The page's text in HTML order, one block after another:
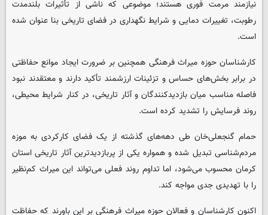
نیازمند مرمت فوری هستند؛ موضوعی که ناشی از تأثیرات بلندمدت
رطوبت، تغییرات دمایی و شرایط نگهداری در فضای تاریخی بنا عنوان شده
است.
کارشناسان حوزه میراث فرهنگی همچنین بر ضرورت ایجاد موانع حفاظتی
در برابر بخش‌های حساس و تزئینات ارزشمند تأکید دارند و معتقدند نبود
فاصله مناسب میان بازدیدکنندگان و آثار تاریخی، در کنار شرایط محیطی،
روند فرسایش را تشدید کرده است.
حمام گنجعلی‌خان طی دهه‌های گذشته از یک فضای کارکردی به موزه
مردم‌شناسی تبدیل شده و همواره یکی از پربازدیدترین آثار تاریخی استان
کرمان محسوب می‌شود، اما تداوم روند فعلی می‌تواند این میراث کم‌نظیر
را با تهدیدی جدی مواجه کند.
اکنون کارشناسان و فعالان حوزه میراث فرهنگی بر این باورند که حفاظت